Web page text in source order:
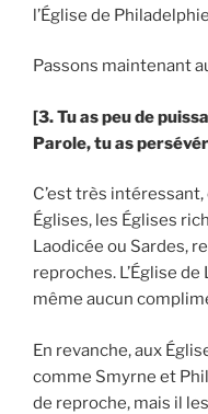
l’Église de
Passons maintenant
[3. Tu as peu de
Parole, tu as
C’est très
Églises, les Églises
Laodicée ou Sardes,
reproches. L’Église de
même aucun
En revanche, aux
comme Smyrne et
de reproche, mais il